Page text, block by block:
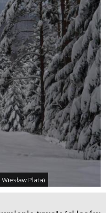
Plata)